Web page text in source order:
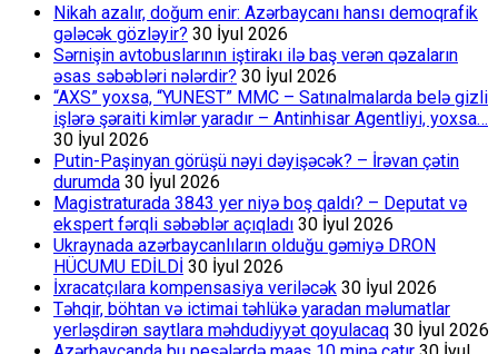
Nikah azalır, doğum enir: Azərbaycanı hansı demoqrafik
gələcək gözləyir? 30 İyul 2026
Sərnişin avtobuslarının iştirakı ilə baş verən qəzaların
əsas səbəbləri nələrdir? 30 İyul 2026
“AXS” yoxsa, “YUNEST” MMC – Satınalmalarda belə gizli
işlərə şəraiti kimlər yaradır – Antinhisar Agentliyi, yoxsa…
30 İyul 2026
Putin-Paşinyan görüşü nəyi dəyişəcək? – İrəvan çətin
durumda 30 İyul 2026
Magistraturada 3843 yer niyə boş qaldı? – Deputat və
ekspert fərqli səbəblər açıqladı 30 İyul 2026
Ukraynada azərbaycanlıların olduğu gəmiyə DRON
HÜCUMU EDİLDİ 30 İyul 2026
İxracatçılara kompensasiya veriləcək 30 İyul 2026
Təhqir, böhtan və ictimai təhlükə yaradan məlumatlar
yerləşdirən saytlara məhdudiyyət qoyulacaq 30 İyul 2026